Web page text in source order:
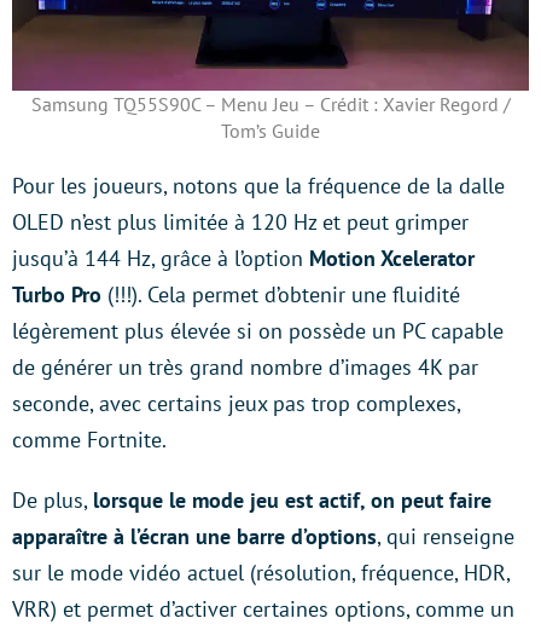
Samsung TQ55S90C – Menu Jeu – Crédit : Xavier Regord /
Tom’s Guide
Pour les joueurs, notons que la fréquence de la dalle
OLED n’est plus limitée à 120 Hz et peut grimper
jusqu’à 144 Hz, grâce à l’option Motion Xcelerator
Turbo Pro (!!!). Cela permet d’obtenir une fluidité
légèrement plus élevée si on possède un PC capable
de générer un très grand nombre d’images 4K par
seconde, avec certains jeux pas trop complexes,
comme Fortnite.
De plus, lorsque le mode jeu est actif, on peut faire
apparaître à l’écran une barre d’options, qui renseigne
sur le mode vidéo actuel (résolution, fréquence, HDR,
VRR) et permet d’activer certaines options, comme un